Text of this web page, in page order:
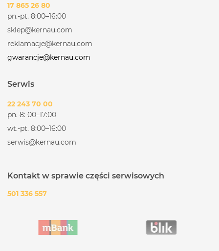
17 865 26 80
pn.-pt. 8:00–16:00
sklep@kernau.com
reklamacje@kernau.com
gwarancje@kernau.com
Serwis
22 243 70 00
pn. 8: 00–17:00
wt.-pt. 8:00–16:00
serwis@kernau.com
Kontakt w sprawie części serwisowych
501 336 557